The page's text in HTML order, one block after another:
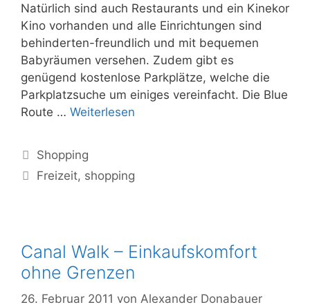
Natürlich sind auch Restaurants und ein Kinekor
Kino vorhanden und alle Einrichtungen sind
behinderten-freundlich und mit bequemen
Babyräumen versehen. Zudem gibt es
genügend kostenlose Parkplätze, welche die
Parkplatzsuche um einiges vereinfacht. Die Blue
Route … Weiterlesen
Kategorien
Shopping
Schlagwörter
Freizeit, shopping
Canal Walk – Einkaufskomfort
ohne Grenzen
26. Februar 2011 von Alexander Donabauer